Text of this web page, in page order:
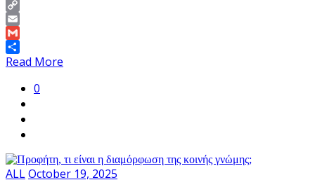
Pinterest
Copy
Link
Email
Gmail
Share
Read More
0
ALLOctober 19, 2025